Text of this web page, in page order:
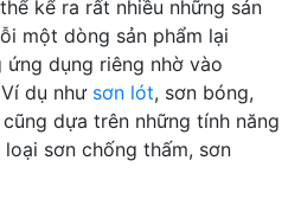
kể ra rất nhiều những sản
một dòng sản phẩm lại
dụng riêng nhờ vào
dụ như sơn lót, sơn bóng,
dựa trên những tính năng
sơn chống thấm, sơn